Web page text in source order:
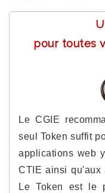
pour toutes
Le CGIE
seul Token suffit
applications web
CTIE ainsi qu'aux
Le Token est le